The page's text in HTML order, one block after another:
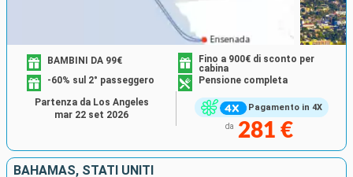
Pagamento in 4X
BAMBINI DA 99€
Fino a 900€ di sconto per
cabina
-60% sul 2° passeggero
Pensione completa
da 281 €
Partenza da Los Angeles
mar 22 set 2026
BAHAMAS, STATI UNITI